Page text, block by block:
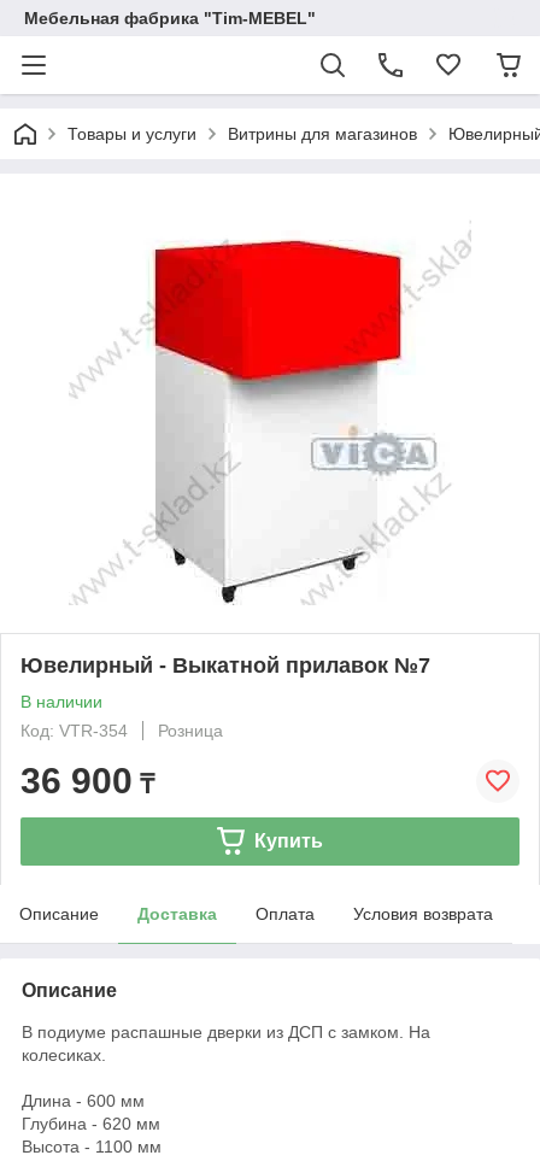
Мебельная фабрика "Tim-MEBEL"
Товары и услуги Витрины для магазинов
Ювелирный - Выкатной прилавок №7
В наличии
Код: VTR-354
Розница
36 900 ₸
Купить
Описание Доставка Оплата Условия возврата
Описание
В подиуме распашные дверки из ДСП с замком. На
колесиках.
Длина - 600 мм
Глубина - 620 мм
Высота - 1100 мм